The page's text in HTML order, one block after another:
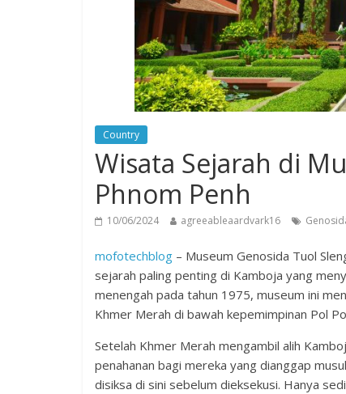
Country
Wisata Sejarah di
Phnom Penh
10/06/2024 agreeableaardvark16
mofotechblog – Museum Genosida Tuol
sejarah paling penting di Kamboja yang
menengah pada tahun 1975, museum ini
Khmer Merah di bawah kepemimpinan Pol
Setelah Khmer Merah mengambil alih
penahanan bagi mereka yang dianggap
disiksa di sini sebelum dieksekusi. Hanya